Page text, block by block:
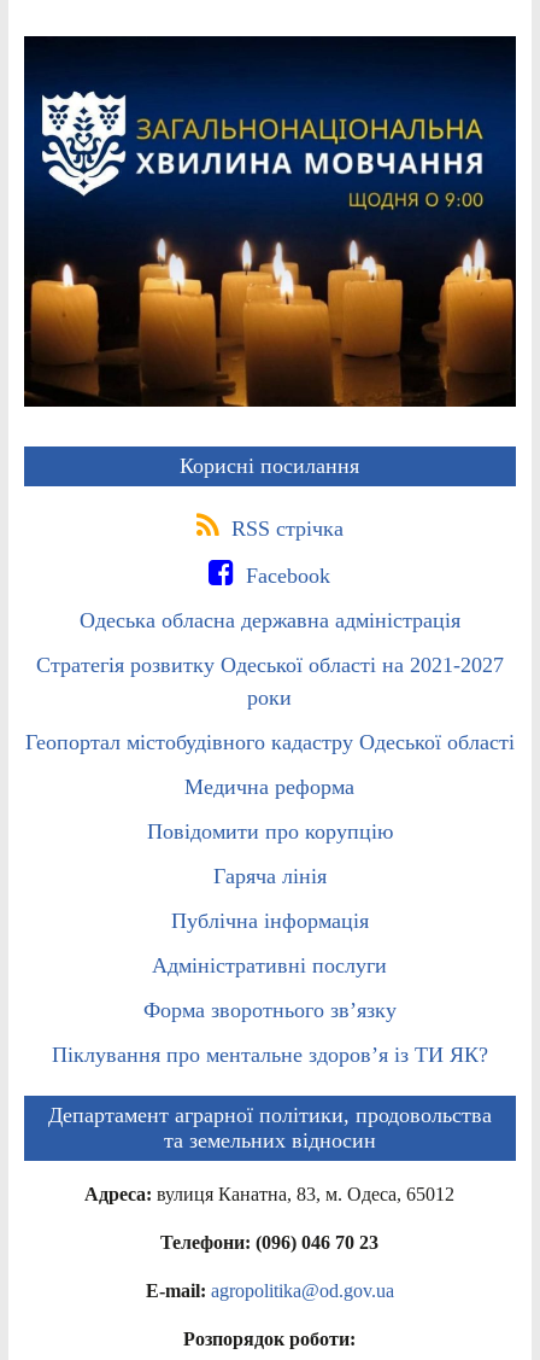
Корисні посилання
RSS стрічка
Facebook
Одеська обласна державна адміністрація
Стратегія розвитку Одеської області на 2021-2027
роки
Геопортал містобудівного кадастру Одеської області
Медична реформа
Повідомити про корупцію
Гаряча лінія
Публічна інформація
Адміністративні послуги
Форма зворотнього зв’язку
Піклування про ментальне здоров’я із ТИ ЯК?
Департамент аграрної політики, продовольства
та земельних відносин
Адреса: вулиця Канатна, 83, м. Одеса, 65012
Телефони: (096) 046 70 23
E-mail: agropolitika@od.gov.ua
Розпорядок роботи: